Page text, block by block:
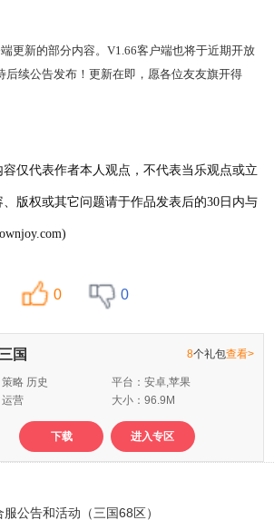
更新的部分内容。V1.66客户端也将于近期开放
后续公告发布！更新在即，愿各位友友旗开得
仅代表作者本人观点，不代表当乐观点或立
版权或其它问题请于作品发表后的30日内与
0 0
国 8个礼包查看>
略 历史
平台：安卓,苹果
营
大小：96.9M
下载 进入专区
服公告和活动（三国68区）